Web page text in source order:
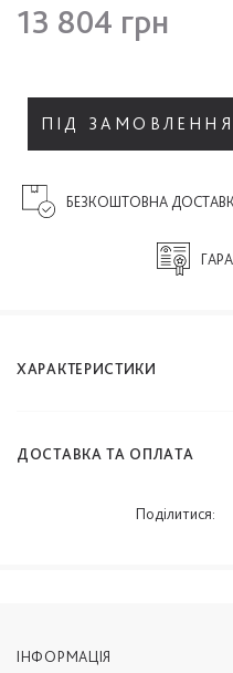
13 804 грн
ПІД ЗАМОВЛЕННЯ
БЕЗКОШТОВНА
ХАРАКТЕРИСТИКИ
ДОСТАВКА ТА ОПЛАТА
Поділитися:
ІНФОРМАЦІЯ